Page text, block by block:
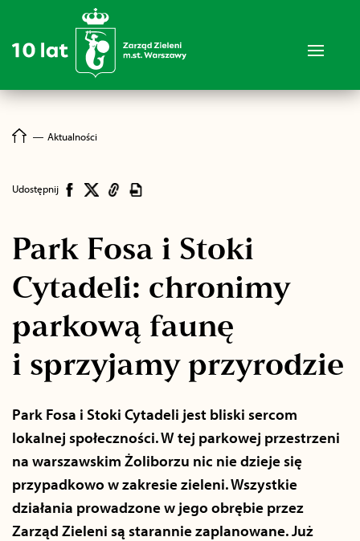
― Aktualności
Udostępnij
Park Fosa i Stoki
Cytadeli: chronimy
parkową faunę
i sprzyjamy przyrodzie
Park Fosa i Stoki Cytadeli jest bliski sercom
lokalnej społeczności. W tej parkowej przestrzeni
na warszawskim Żoliborzu nic nie dzieje się
przypadkowo w zakresie zieleni. Wszystkie
działania prowadzone w jego obrębie przez
Zarząd Zieleni są starannie zaplanowane. Już